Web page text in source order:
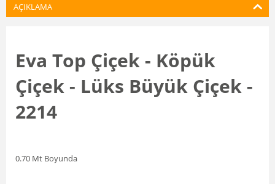
AÇIKLAMA
Eva Top Çiçek - Köpük
Çiçek - Lüks Büyük Çiçek -
2214
0.70 Mt Boyunda